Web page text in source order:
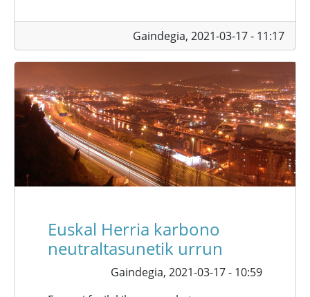
Gaindegia, 2021-03-17 - 11:17
Euskal Herria karbono
neutraltasunetik urrun
Gaindegia, 2021-03-17 - 10:59